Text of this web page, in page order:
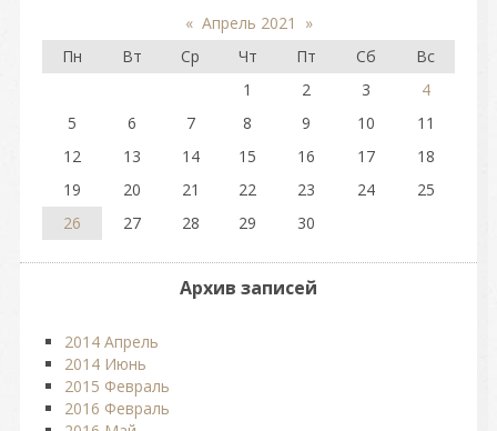
« Апрель 2021
»
Пн
Вт Ср Чт Пт Сб
Вс
1
2 3
4
5
6 7 8 9 10
11
12
13 14 15 16 17
18
19
20 21 22 23 24
25
26
27 28 29 30
Архив записей
2014 Апрель
2014 Июнь
2015 Февраль
2016 Февраль